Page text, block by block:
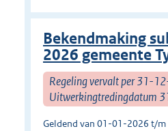
Bekendmaking
2026 gemeente
Regeling vervalt per 31-
Uitwerkingtredingdatum
Geldend van 01-01-2026 t/